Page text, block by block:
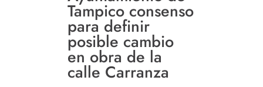
Tampico consenso
para definir
posible cambio
en obra de la
calle Carranza